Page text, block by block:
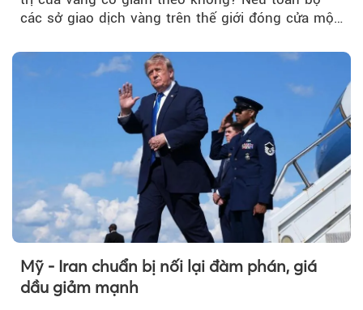
các sở giao dịch vàng trên thế giới đóng cửa một
Mỹ - Iran chuẩn bị nối lại đàm phán, giá
dầu giảm mạnh